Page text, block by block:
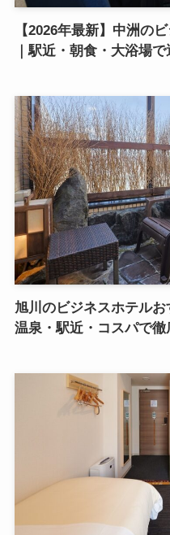
【2026年最新】中洲の
｜駅近・朝食・大浴場で
旭川のビジネスホテル
温泉・駅近・コスパで徹